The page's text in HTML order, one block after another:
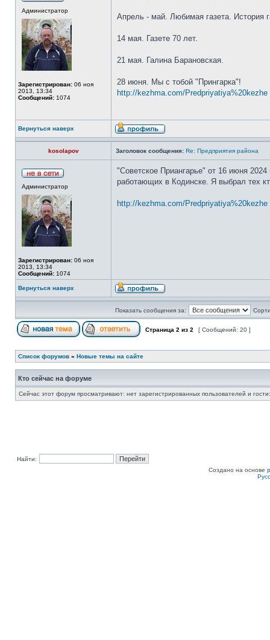
Администратор
Зарегистрирован: 06 ноя
2013, 13:34
Сообщений: 1074
Апрель - май. Любимая газета. История
14 мая. Газете 70 лет.
21 мая. Галина Барановская.
28 июня. Мы с тобой "Прингарка"!
http://kezhma.com/Predpriyatiya%20kezhe
Вернуться наверх
kosolapov Заголовок сообщения: Re: Предприятия района
Администратор
Зарегистрирован: 06 ноя
2013, 13:34
Сообщений: 1074
"Советское Приангарье" от 16 июня
работающих в Кодинске. Я выбрал тех
http://kezhma.com/
Вернуться наверх
Показать сообщения за:
Страница 2 из 2 [ Сообщений: 20 ]
Список форумов » Новые темы на сайте
Кто сейчас на форуме
Сейчас этот форум просматривают: нет зарегистрированных пользователей и
Найти:
Создано на основе